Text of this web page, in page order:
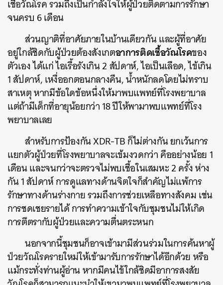
เชื้อวัณโรค รวมถึงเป็นกำลังใจให้ผู้ป่วยติดตามการรักษา
จนครบ 6 เดือน
ส่วนญาติที่อาศัยภายในบ้านเดียวกัน และผู้ที่อาศัย
อยู่ใกล้ชิดกับผู้ป่วยต้องสังเกตอาการติดเชื้อวัณโรคของ
ตัวเอง ได้แก่ ไอเรื้อรังเกิน 2 สัปดาห์, ไอเป็นเลือด, ไข้เกิน
1 สัปดาห์, เหงื่ออกตอนกลางคืน, น้ำหนักลดโดยไม่ทราบ
สาเหตุ หากมีข้อใดข้อหนึ่งให้มาพบแพทย์ที่โรงพยาบาล
แต่ถ้ามีเด็กที่อายุน้อยกว่า 18 ปีให้พามาพบแพทย์ที่โรง
พยาบาลเลย
สำหรับการป้องกัน XDR-TB ก็ไม่ต่างกัน ยกเว้นการ
แยกตัวผู้ป่วยที่โรงพยาบาลจะเข้มงวดกว่า คืออย่างน้อย 1
เดือน และจนกว่าจะตรวจไม่พบเชื้อในเสมหะ 2 ครั้ง ห่าง
กัน 1 สัปดาห์ การดูแลทางด้านจิตใจก็สำคัญไม่แพ้การ
รักษาทางด้านร่างกาย รวมถึงการช่วยเหลือทางสังคม เช่น
การชดเชยรายได้ การทำความเข้าใจกับชุมชนไม่ให้เกิด
การตีตรากับผู้ป่วยและความตื่นตระหนก
นอกจากนี้ชุมชนก็อาจเข้ามามีส่วนร่วมในการค้นหาผู้
ป่วยวัณโรครายใหม่ให้เข้ามารับการรักษาได้อีกด้วย หรือ
แม้กระทั่งท่านผู้อ่าน หากมีคนไข้ใกล้ชิดมีอาการสงสัย